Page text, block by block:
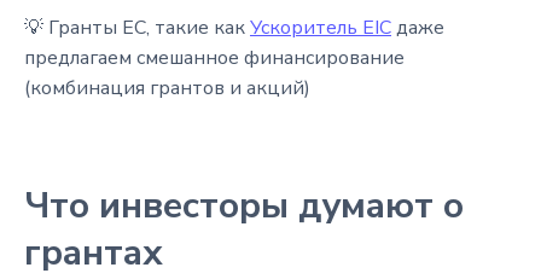
💡 Гранты ЕС, такие какУскоритель EICдаже
предлагаем смешанное финансирование
(комбинация грантов и акций)
Что инвесторы думают о
грантах